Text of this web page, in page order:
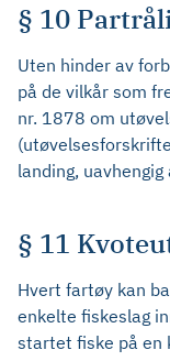
§ 10
Uten hinder av
på de vilkår som
nr. 1878 om
landing,
§ 11
Hvert fartøy kan
enkelte fiskeslag
startet fiske på en